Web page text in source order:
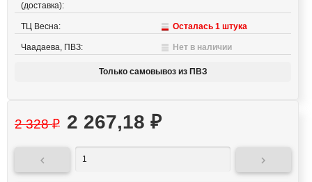
(доставка):
ТЦ Весна: Осталась 1 штука
Чаадаева, ПВЗ: Нет в наличии
Только самовывоз из ПВЗ
2 328₽ 2 267,18 ₽
 